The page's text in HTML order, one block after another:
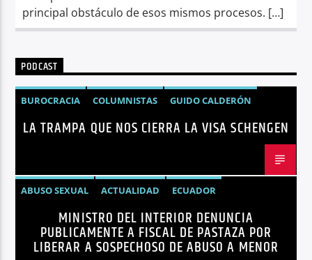
principal obstáculo de esos mismos procesos. […]
PODCAST
BUROCRACIA COLUMNISTAS
GUIDO CALDERÓN
LIBRE COMERCIO
NOTICIAS
NOTICIAS ECUADOR
LA TRAMPA QUE NOS CIERRA LA VISA SCHENGEN
ABUSO SEXUAL ACTUALIDAD
ECUADOR
JOHN REIMBERG
MINISTRO DEL INTERIOR
NOTICIAS
SEGURIDAD
MINISTRO DEL INTERIOR DENUNCIA
PUBLICAMENTE A FISCAL DE PASTAZA POR
LIBERAR A SOSPECHOSO DE ABUSO A MENOR